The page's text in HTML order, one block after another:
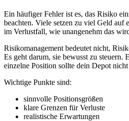
Ein häufiger Fehler ist es, das Risiko
beachten. Viele setzen zu viel Geld auf
im Verlustfall, wie unangenehm das
Risikomanagement bedeutet nicht,
Es geht darum, sie bewusst zu steuern.
einzelne Position sollte dein Depot
Wichtige Punkte sind:
sinnvolle Positionsgrößen
klare Grenzen für Verluste
realistische Erwartungen